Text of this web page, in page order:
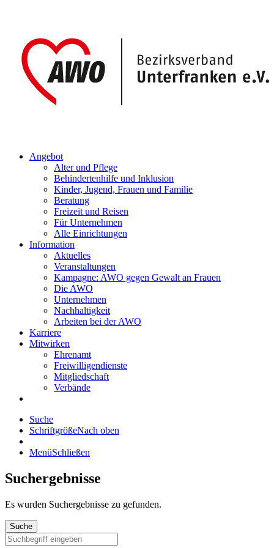
Angebot
Alter und Pflege
Behindertenhilfe und Inklusion
Kinder, Jugend, Frauen und Familie
Beratung
Freizeit und Reisen
Für Unternehmen
Alle Einrichtungen
Information
Aktuelles
Veranstaltungen
Kampagne: AWO gegen Gewalt an Frauen
Die AWO
Unternehmen
Nachhaltigkeit
Arbeiten bei der AWO
Karriere
Mitwirken
Ehrenamt
Freiwilligendienste
Mitgliedschaft
Verbände
Suche
SchriftgrößeNach oben
MenüSchließen
Suchergebnisse
Es wurden Suchergebnisse zu gefunden.
Suche